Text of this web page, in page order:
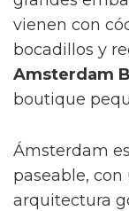
vienen con
bocadillos y
Amsterdam
boutique
Ámsterdam
paseable,
arquitectura